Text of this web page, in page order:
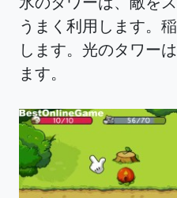
うまく利用します。
します。光のタワー
ます。